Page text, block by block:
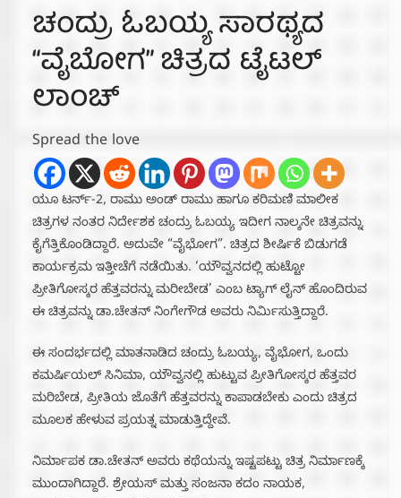
ಚಂದ್ರು ಓಬಯ್ಯ ಸಾರಥ್ಯದ
“ವೈಬೋಗ” ಚಿತ್ರದ ಟೈಟಲ್
ಲಾಂಚ್
Spread the love
ಯೂ ಟರ್ನ್-2, ರಾಮು ಅಂಡ್ ರಾಮು ಹಾಗೂ ಕರಿಮಣಿ ಮಾಲೀಕ
ಚಿತ್ರಗಳ ನಂತರ ನಿರ್ದೇಶಕ ಚಂದ್ರು ಓಬಯ್ಯ ಇದೀಗ ನಾಲ್ಕನೇ ಚಿತ್ರವನ್ನು
ಕೈಗೆತ್ತಿಕೊಂಡಿದ್ದಾರೆ. ಅದುವೇ “ವೈಭೋಗ”. ಚಿತ್ರದ ಶೀರ್ಷಿಕೆ ಬಿಡುಗಡೆ
ಕಾರ್ಯಕ್ರಮ ಇತ್ತೀಚೆಗೆ ನಡೆಯಿತು. ‘ಯೌವ್ವನದಲ್ಲಿ ಹುಟ್ಟೋ
ಪ್ರೀತಿಗೋಸ್ಕರ ಹೆತ್ತವರನ್ನು ಮರೀಬೇಡ’ ಎಂಬ ಟ್ಯಾಗ್ ಲೈನ್ ಹೊಂದಿರುವ
ಈ ಚಿತ್ರವನ್ನು ಡಾ.ಚೇತನ್ ನಿಂಗೇಗೌಡ ಅವರು ನಿರ್ಮಿಸುತ್ತಿದ್ದಾರೆ.
ಈ ಸಂದರ್ಭದಲ್ಲಿ ಮಾತನಾಡಿದ ಚಂದ್ರು ಓಬಯ್ಯ, ವೈಭೋಗ, ಒಂದು
ಕಮರ್ಷಿಯಲ್ ಸಿನಿಮಾ, ಯೌವ್ವನಲ್ಲಿ ಹುಟ್ಟುವ ಪ್ರೀತಿಗೋಸ್ಕರ ಹೆತ್ತವರ
ಮರಿಬೇಡ, ಪ್ರೀತಿಯ ಜೊತೆಗೆ ಹೆತ್ತವರನ್ನು ಕಾಪಾಡಬೇಕು ಎಂದು ಚಿತ್ರದ
ಮೂಲಕ ಹೇಳುವ ಪ್ರಯತ್ನ ಮಾಡುತ್ತಿದ್ದೇವೆ.
ನಿರ್ಮಾಪಕ ಡಾ.ಚೇತನ್ ಅವರು ಕಥೆಯನ್ನು ಇಷ್ಟಪಟ್ಟು ಚಿತ್ರ ನಿರ್ಮಾಣಕ್ಕೆ
ಮುಂದಾಗಿದ್ದಾರೆ. ಶ್ರೇಯಸ್ ಮತ್ತು ಸಂಜನಾ ಕದಂ ನಾಯಕ,